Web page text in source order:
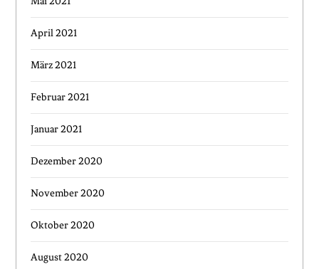
April 2021
März 2021
Februar 2021
Januar 2021
Dezember 2020
November 2020
Oktober 2020
August 2020